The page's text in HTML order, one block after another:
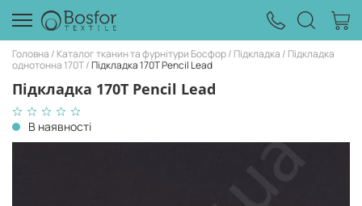
Головна Каталог тканин та фурнітури Босфор Підкладка
Підкладка
однотонна 170Т Підкладка 170T Pencil Lead
Підкладка 170T Pencil Lead
В наявності